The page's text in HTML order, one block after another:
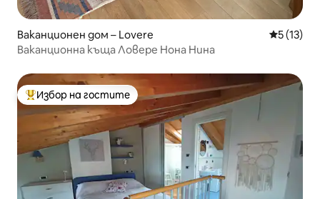
Ваканционен дом – Lovere Средна
5 (13)
Ваканционна къща Ловере Нона Нина
Най-популярен избор на гостите
Избор на гостите